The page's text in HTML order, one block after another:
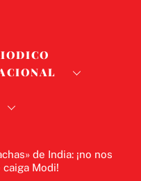
de India: ¡no nos
Modi!